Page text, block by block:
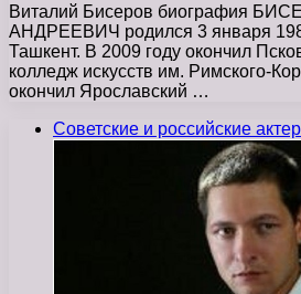
Виталий Бисеров биография
АНДРЕЕВИЧ родился 3 января
Ташкент. В 2009 году окончил
колледж искусств им. Римского-
окончил Ярославский …
Советские и российские